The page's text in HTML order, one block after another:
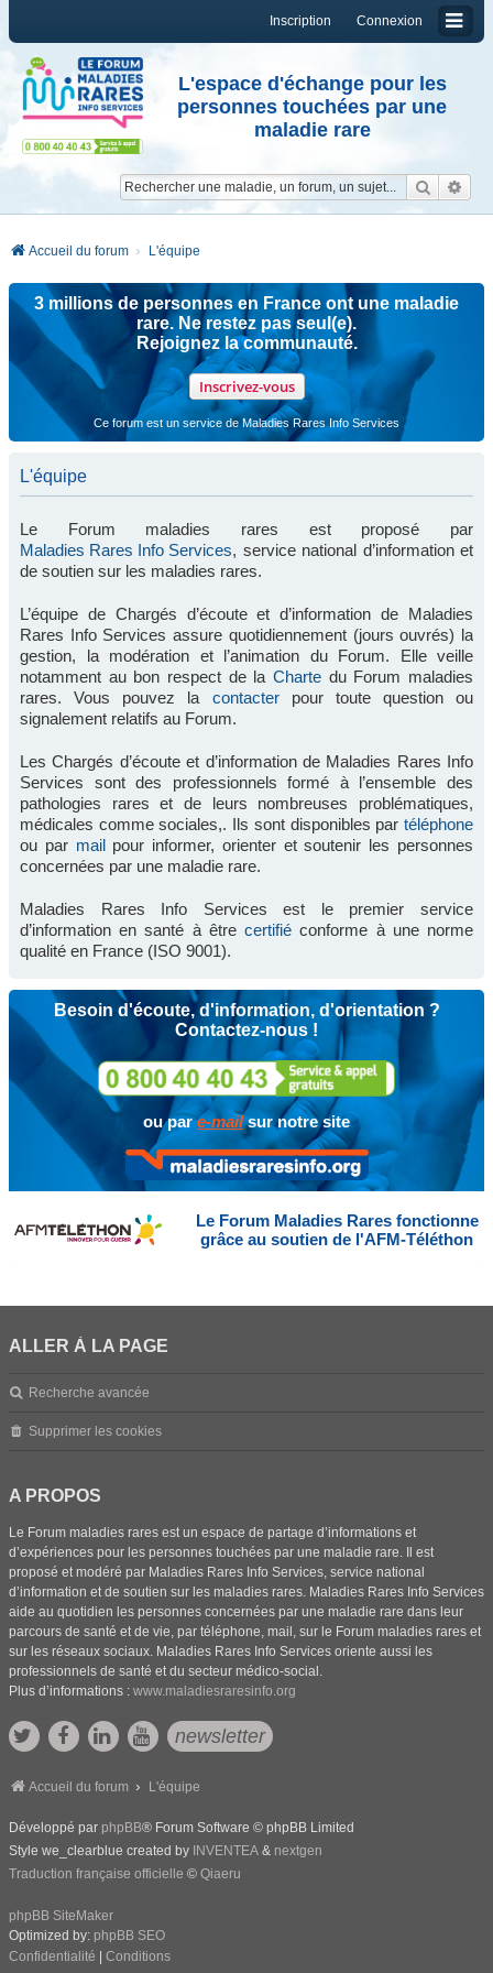
Connexion
Inscription
L'espace d'échange pour les
personnes touchées par une
maladie rare
Accueil du forum L'équipe
3 millions de personnes en France ont une maladie
rare. Ne restez pas seul(e).
Rejoignez la communauté.
Inscrivez-vous
Ce forum est un service de Maladies Rares Info Services
L'équipe
Le Forum maladies rares est proposé par
Maladies Rares Info Services, service national d’information et
de soutien sur les maladies rares.
L’équipe de Chargés d’écoute et d’information de Maladies
Rares Info Services assure quotidiennement (jours ouvrés) la
gestion, la modération et l’animation du Forum. Elle veille
notamment au bon respect de la Charte du Forum maladies
rares. Vous pouvez la contacterpour toute question ou
signalement relatifs au Forum.
Les Chargés d’écoute et d’information de Maladies Rares Info
Services sont des professionnels formé à l’ensemble des
pathologies rares et de leurs nombreuses problématiques,
médicales comme sociales,. Ils sont disponibles par téléphone
ou par mailpour informer, orienter et soutenir les personnes
concernées par une maladie rare.
Maladies Rares Info Services est le premier service
d’information en santé à êtrecertifié conforme à une norme
qualité en France (ISO 9001).
Besoin d'écoute, d'information, d'orientation ?
Contactez-nous !
ou pare-mailsur notre site
Le Forum Maladies Rares fonctionne
grâce au soutien de l'AFM-Téléthon
ALLER À LA PAGE
Recherche avancée
Supprimer les cookies
A PROPOS
Le Forum maladies rares est un espace de partage d’informations et
d’expériences pour les personnes touchées par une maladie rare. Il est
proposé et modéré par Maladies Rares Info Services, service national
d’information et de soutien sur les maladies rares. Maladies Rares Info Services
aide au quotidien les personnes concernées par une maladie rare dans leur
parcours de santé et de vie, par téléphone, mail, sur le Forum maladies rares et
sur les réseaux sociaux. Maladies Rares Info Services oriente aussi les
professionnels de santé et du secteur médico-social.
Plus d’informations : www.maladiesraresinfo.org
newsletter
Accueil du forum L'équipe
Développé par phpBB® Forum Software © phpBB Limited
Style we_clearblue created by INVENTEA & nextgen
Traduction française officielle © Qiaeru
phpBB SiteMaker
Optimized by: phpBB SEO
Confidentialité
Conditions